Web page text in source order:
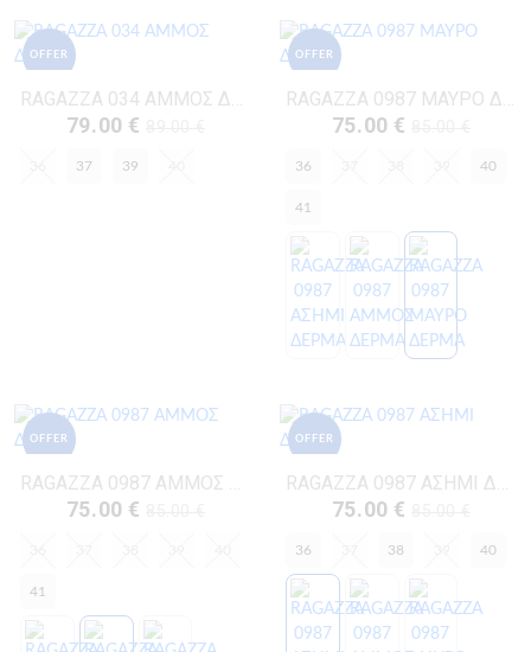
OFFER
RAGAZZA 034 ΑΜΜΟΣ ΔΕΡΜΑ
79.00 €
37 39
OFFER
RAGAZZA 0987 ΜΑΥΡΟ ΔΕΡΜΑ
75.00 €
36 40
41
OFFER
RAGAZZA 0987 ΑΜΜΟΣ ΔΕΡΜΑ
75.00 €
41
OFFER
RAGAZZA 0987 ΑΣΗΜΙ ΔΕΡΜΑ
75.00 €
36 38 40